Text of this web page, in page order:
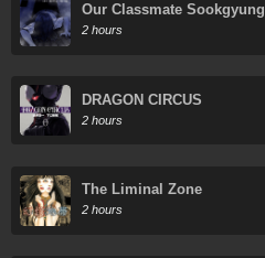
Our Classmate Sookgyung
2 hours
DRAGON CIRCUS
2 hours
The Liminal Zone
2 hours